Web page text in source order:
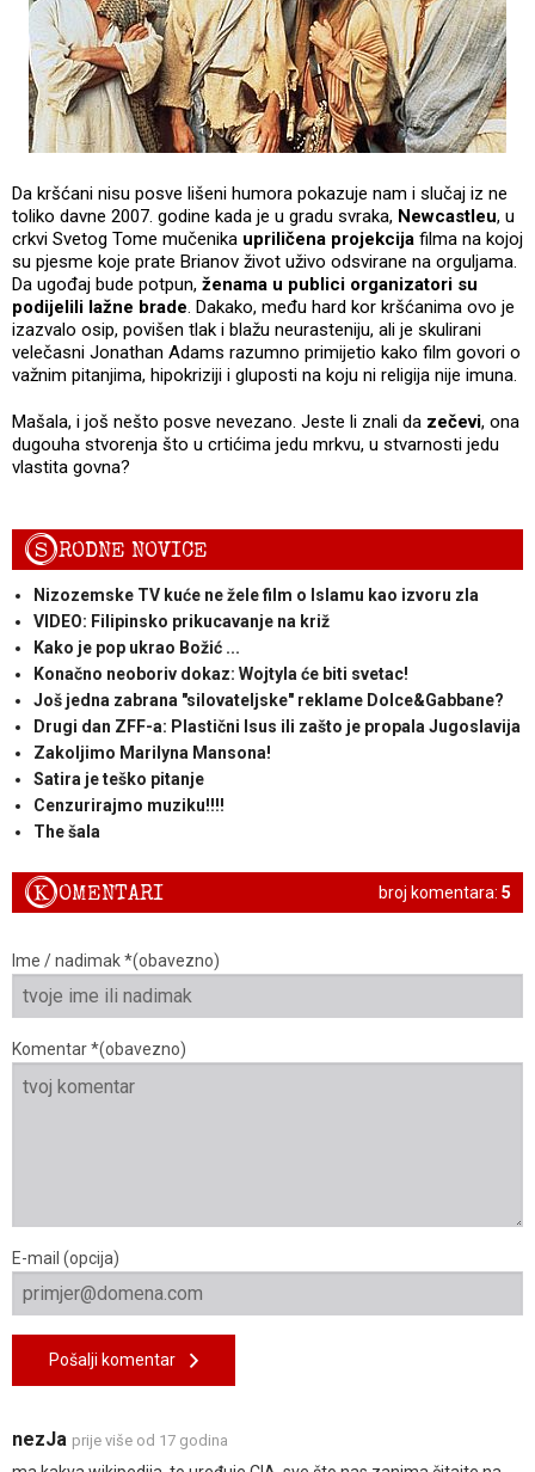
Da kršćani nisu posve lišeni humora pokazuje nam i slučaj iz ne
toliko davne 2007. godine kada je u gradu svraka, Newcastleu, u
crkvi Svetog Tome mučenika upriličena projekcija filma na kojoj
su pjesme koje prate Brianov život uživo odsvirane na orguljama.
Da ugođaj bude potpun, ženama u publici organizatori su
podijelili lažne brade. Dakako, među hard kor kršćanima ovo je
izazvalo osip, povišen tlak i blažu neurasteniju, ali je skulirani
velečasni Jonathan Adams razumno primijetio kako film govori o
važnim pitanjima, hipokriziji i gluposti na koju ni religija nije imuna.
Mašala, i još nešto posve nevezano. Jeste li znali da zečevi, ona
dugouha stvorenja što u crtićima jedu mrkvu, u stvarnosti jedu
vlastita govna?
SRODNE NOVICE
Nizozemske TV kuće ne žele film o Islamu kao izvoru zla
VIDEO: Filipinsko prikucavanje na križ
Kako je pop ukrao Božić ...
Konačno neoboriv dokaz: Wojtyla će biti svetac!
Još jedna zabrana "silovateljske" reklame Dolce&Gabbane?
Drugi dan ZFF-a: Plastični Isus ili zašto je propala Jugoslavija
Zakoljimo Marilyna Mansona!
Satira je teško pitanje
Cenzurirajmo muziku!!!!
The šala
broj komentara: 5
KOMENTARI
Ime / nadimak *(obavezno)
Komentar *(obavezno)
E-mail (opcija)
Pošalji komentar
nezJa prije više od 17 godina